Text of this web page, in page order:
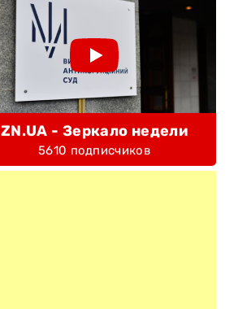
ZN.UA - Зеркало недели
5610 подписчиков